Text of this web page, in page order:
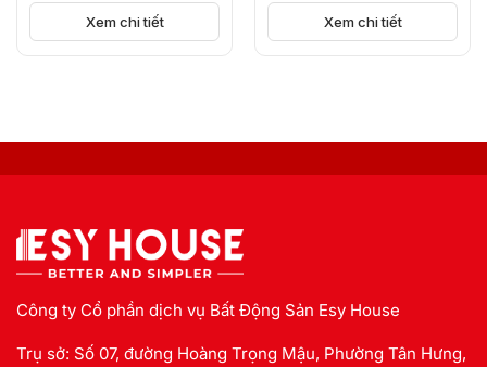
NGUỒN CUNG
Xem chi tiết Xem chi tiết
Công ty Cổ phần dịch vụ Bất Động Sản Esy House
Trụ sở: Số 07, đường Hoàng Trọng Mậu, Phường Tân Hưng,